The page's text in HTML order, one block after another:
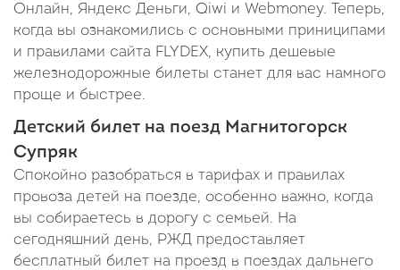
Онлайн, Яндекс Деньги, Qiwi и Webmoney. Теперь,
когда вы ознакомились с основными приниципами
и правилами сайта FLYDEX, купить дешевые
железнодорожные билеты станет для вас намного
проще и быстрее.
Детский билет на поезд Магнитогорск
Супряк
Спокойно разобраться в тарифах и правилах
провоза детей на поезде, особенно важно, когда
вы собираетесь в дорогу с семьей. На
сегодняшний день, РЖД предоставляет
бесплатный билет на проезд в поездах дальнего